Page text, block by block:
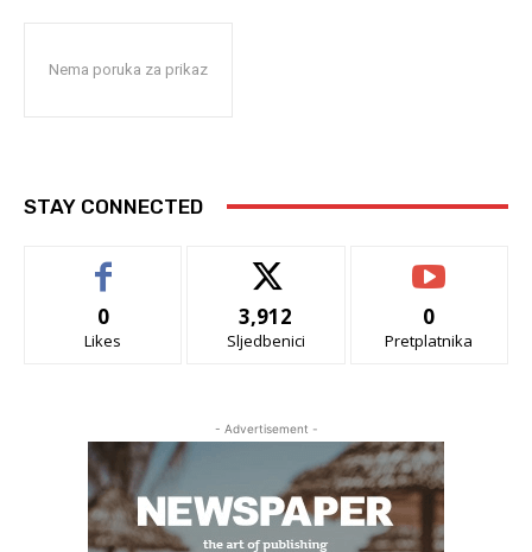
Nema poruka za prikaz
STAY CONNECTED
0
Likes
3,912
Sljedbenici
0
Pretplatnika
- Advertisement -